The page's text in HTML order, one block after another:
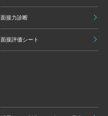
面接力診断
面接評価シート